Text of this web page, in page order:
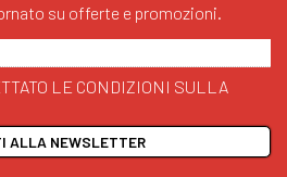
su offerte e promozioni.
LE CONDIZIONI SULLA
ALLA NEWSLETTER